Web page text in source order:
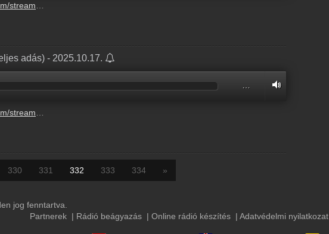
20251017-pentek.mp3
adás) - 2025.10.17.
teljes-adas.mp3
330 331 332 333 334 »
jog fenntartva.
Partnerek | Rádió beágyazás | Online rádió készítés | Adatvédelmi nyilatkozat